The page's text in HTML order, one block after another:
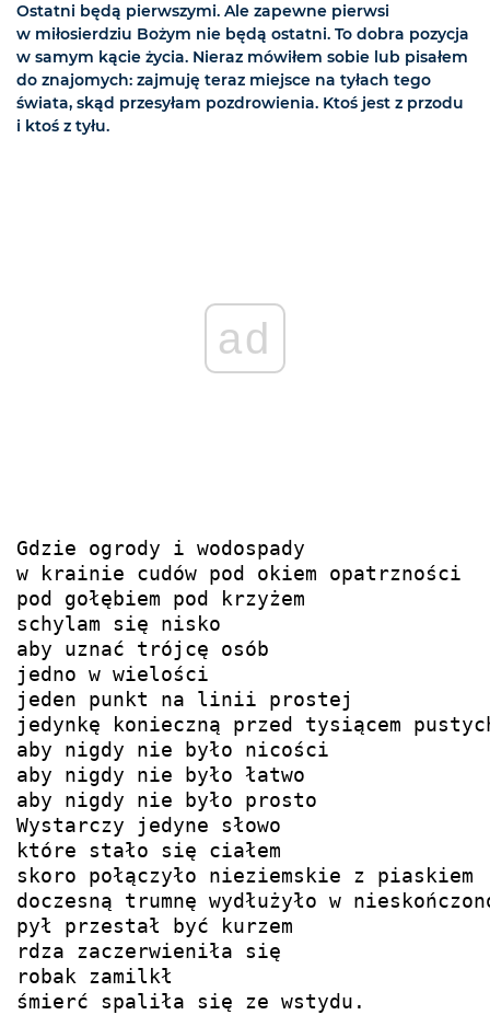
Ostatni będą pierwszymi. Ale zapewne pierwsi
w miłosierdziu Bożym nie będą ostatni. To dobra pozycja
w samym kącie życia. Nieraz mówiłem sobie lub pisałem
do znajomych: zajmuję teraz miejsce na tyłach tego
świata, skąd przesyłam pozdrowienia. Ktoś jest z przodu
i ktoś z tyłu.
ad
Gdzie ogrody i wodospady
w krainie cudów pod okiem opatrzności
pod gołębiem pod krzyżem
schylam się nisko
aby uznać trójcę osób
jedno w wielości
jeden punkt na linii prostej
jedynkę konieczną przed tysiącem
aby nigdy nie było nicości
aby nigdy nie było łatwo
aby nigdy nie było prosto
Wystarczy jedyne słowo
które stało się ciałem
skoro połączyło nieziemskie z piaskiem
doczesną trumnę wydłużyło w
pył przestał być kurzem
rdza zaczerwieniła się
robak zamilkł
śmierć spaliła się ze wstydu.